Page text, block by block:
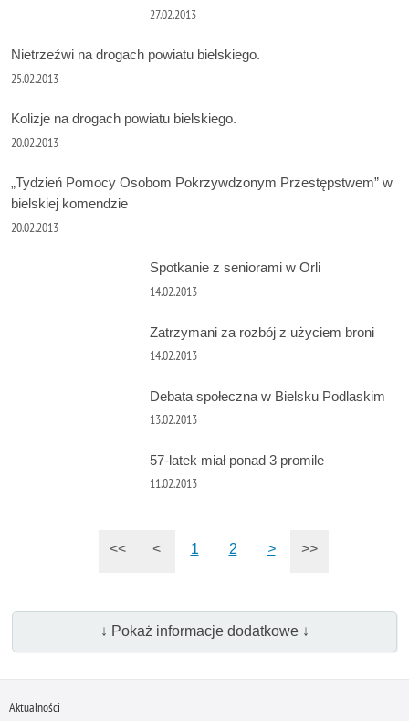
27.02.2013
Nietrzeźwi na drogach powiatu bielskiego.
25.02.2013
Kolizje na drogach powiatu bielskiego.
20.02.2013
„Tydzień Pomocy Osobom Pokrzywdzonym Przestępstwem” w
bielskiej komendzie
20.02.2013
Spotkanie z seniorami w Orli
14.02.2013
Zatrzymani za rozbój z użyciem broni
14.02.2013
Debata społeczna w Bielsku Podlaskim
13.02.2013
57-latek miał ponad 3 promile
11.02.2013
<< < 1 2 > >>
↓ Pokaż informacje dodatkowe ↓
Aktualności